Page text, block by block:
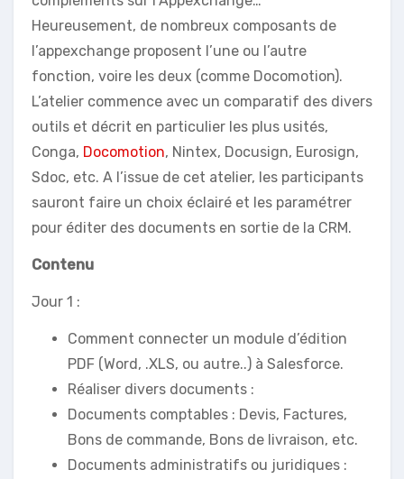
Heureusement, de nombreux composants de
l’appexchange proposent l’une ou l’autre
fonction, voire les deux (comme Docomotion).
L’atelier commence avec un comparatif des divers
outils et décrit en particulier les plus usités,
Conga, Docomotion, Nintex, Docusign, Eurosign,
Sdoc, etc. A l’issue de cet atelier, les participants
sauront faire un choix éclairé et les paramétrer
pour éditer des documents en sortie de la CRM.
Contenu
Jour 1 :
Comment connecter un module d’édition
PDF (Word, .XLS, ou autre..) à Salesforce.
Réaliser divers documents :
Documents comptables : Devis, Factures,
Bons de commande, Bons de livraison, etc.
Documents administratifs ou juridiques :